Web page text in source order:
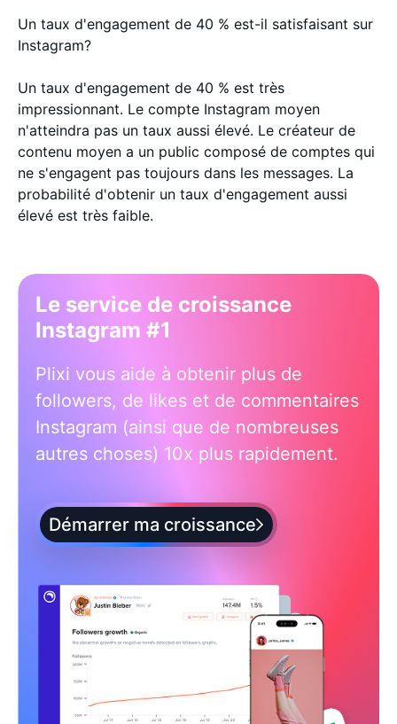
Un taux d'engagement de 40 % est-il satisfaisant sur
Instagram?
Un taux d'engagement de 40 % est très
impressionnant. Le compte Instagram moyen
n'atteindra pas un taux aussi élevé. Le créateur de
contenu moyen a un public composé de comptes qui
ne s'engagent pas toujours dans les messages. La
probabilité d'obtenir un taux d'engagement aussi
élevé est très faible.
Le service de croissance
Instagram #1
Plixi vous aide à obtenir plus de
followers, de likes et de commentaires
Instagram (ainsi que de nombreuses
autres choses) 10x plus rapidement.
Démarrer ma croissance